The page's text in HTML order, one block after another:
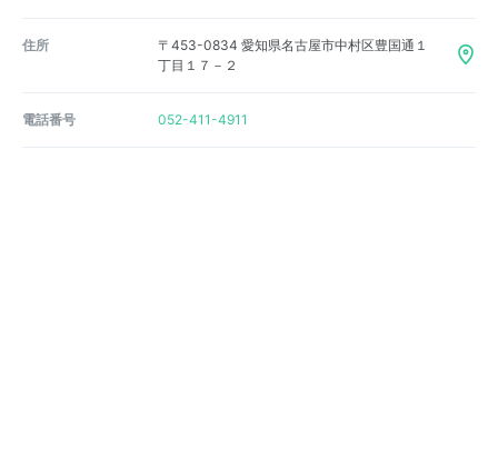
住所
〒453-0834 愛知県名古屋市中村区豊国通１
丁目１７－２
電話番号 052-411-4911